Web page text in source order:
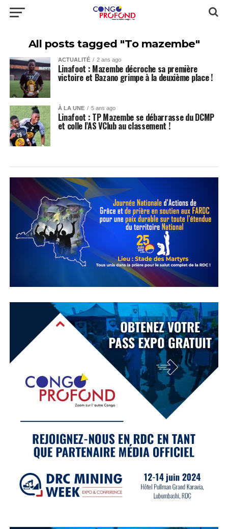
All posts tagged "To mazembe"
ACTUALITÉ 2 ans ago
Linafoot : Mazembe décroche sa première
victoire et Bazano grimpe à la deuxième place !
À LA UNE 5 ans ago
Linafoot : TP Mazembe se débarrasse du DCMP
et colle l’AS VClub au classement !